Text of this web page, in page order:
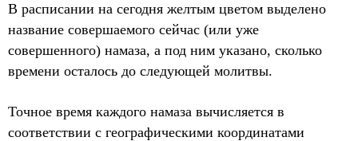
В расписании на сегодня желтым цветом выделено
название совершаемого сейчас (или уже
совершенного) намаза, а под ним указано, сколько
времени осталось до следующей молитвы.
Точное время каждого намаза вычисляется в
соответствии с географическими координатами